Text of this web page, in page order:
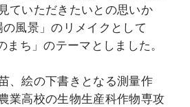
ていただきたいとの思いか
の風景」のリメイクとして
まち」のテーマとしました。
、絵の下書きとなる測量作
業高校の生物生産科作物専攻